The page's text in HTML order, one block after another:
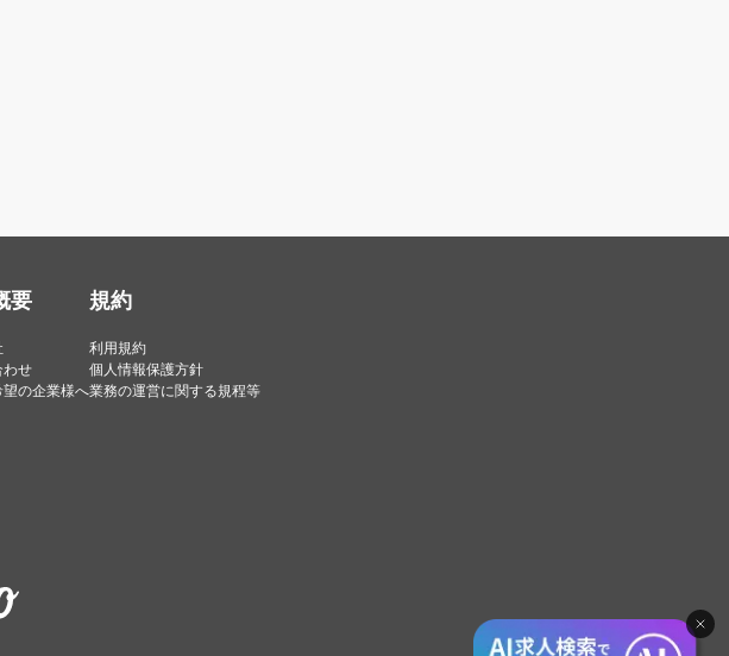
要
わせ
望の企業様へ
規約
利用規約
個人情報保護方針
業務の運営に関する規程等